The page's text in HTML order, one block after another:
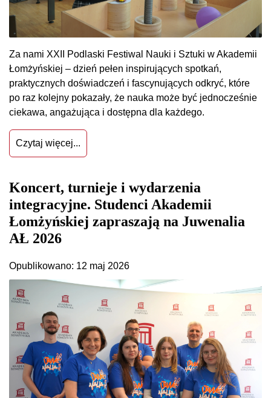
Za nami XXII Podlaski Festiwal Nauki i Sztuki w Akademii
Łomżyńskiej – dzień pełen inspirujących spotkań,
praktycznych doświadczeń i fascynujących odkryć, które
po raz kolejny pokazały, że nauka może być jednocześnie
ciekawa, angażująca i dostępna dla każdego.
Czytaj więcej...
Koncert, turnieje i wydarzenia
integracyjne. Studenci Akademii
Łomżyńskiej zapraszają na Juwenalia
AŁ 2026
Opublikowano: 12 maj 2026